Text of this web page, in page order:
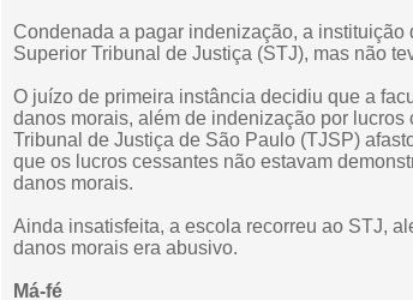
Condenada a pagar indenização, a
Superior Tribunal de Justiça (STJ), mas não
O juízo de primeira instância decidiu que a
danos morais, além de indenização por
Tribunal de Justiça de São Paulo (TJSP)
que os lucros cessantes não estavam
danos morais.
Ainda insatisfeita, a escola recorreu ao STJ,
danos morais era abusivo.
Má-fé